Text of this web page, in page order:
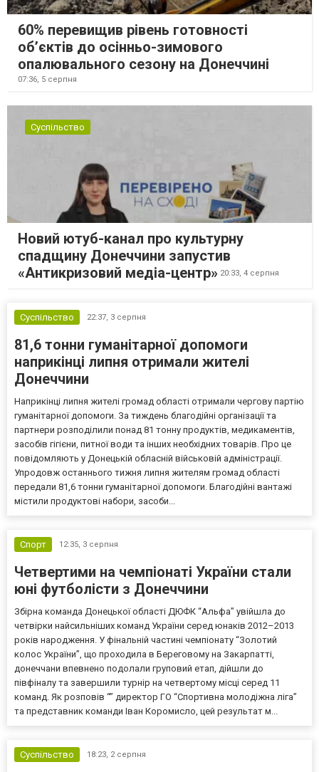
60% перевищив рівень готовності
об’єктів до осінньо-зимового
опалювального сезону на Донеччині
07:36, 5 серпня
Суспільство
Новий ютуб-канал про культурну
спадщину Донеччини запустив
«Антикризовий медіа-центр» 20:33, 4 серпня
Суспільство 22:37, 3 серпня
81,6 тонни гуманітарної допомоги
наприкінці липня отримали жителі
Донеччини
Наприкінці липня жителі громад області отримали чергову партію
гуманітарної допомоги. За тиждень благодійні організації та
партнери розподілили понад 81 тонну продуктів, медикаментів,
засобів гігієни, питної води та інших необхідних товарів. Про це
повідомляють у Донецькій обласній військовій адміністрації.
Упродовж останнього тижня липня жителям громад області
передали 81,6 тонни гуманітарної допомоги. Благодійні вантажі
містили продуктові набори, засоби...
Спорт 12:35, 3 серпня
Четвертими на чемпіонаті України стали
юні футболісти з Донеччини
Збірна команда Донецької області ДЮФК “Альфа” увійшла до
четвірки найсильніших команд України серед юнаків 2012–2013
років народження. У фінальній частині чемпіонату “Золотий
колос України”, що проходила в Береговому на Закарпатті,
донеччани впевнено подолали груповий етап, дійшли до
півфіналу та завершили турнір на четвертому місці серед 11
команд. Як розповів “” директор ГО “Спортивна молодіжна ліга”
та представник команди Іван Коромисло, цей результат м...
Суспільство 18:23, 2 серпня